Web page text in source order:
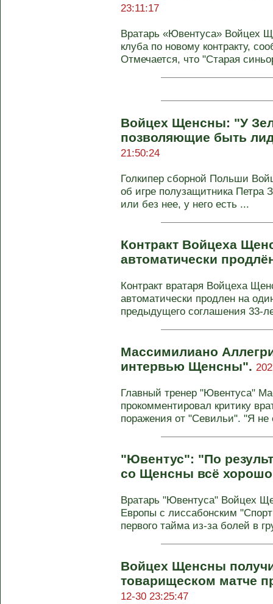
23:11:17
Вратарь «Ювентуса» Войцех
клуба по новому контракту,
Отмечается, что "Старая
Войцех Щенсны: "У
позволяющие быть
21:50:24
Голкипер сборной Польши
об игре полузащитника Петра
или без нее, у него есть ...
Контракт Войцеха
автоматически
Контракт вратаря Войцеха
автоматически продлен на
предыдущего соглашения 33-
Массимилиано
интервью Щенсны".
Главный тренер "Ювентуса"
прокомментировал критику
поражения от "Севильи". "Я
"Ювентус": "По
со Щенсны всё
Вратарь "Ювентуса" Войцех
Европы с лиссабонским
первого тайма из-за болей в
Войцех Щенсны
товарищеском матче
12-30 23:25:47